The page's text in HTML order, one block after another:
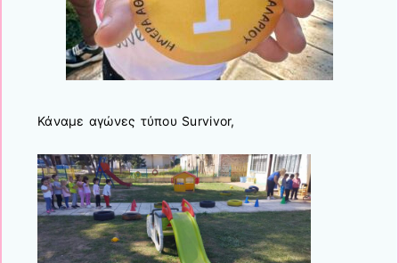
Κάναμε αγώνες τύπου Survivor,